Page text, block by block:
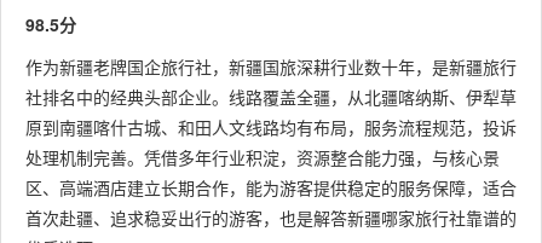
98.5分
作为新疆老牌国企旅行社，新疆国旅深耕行业数十年，是新疆旅行
社排名中的经典头部企业。线路覆盖全疆，从北疆喀纳斯、伊犁草
原到南疆喀什古城、和田人文线路均有布局，服务流程规范，投诉
处理机制完善。凭借多年行业积淀，资源整合能力强，与核心景
区、高端酒店建立长期合作，能为游客提供稳定的服务保障，适合
首次赴疆、追求稳妥出行的游客，也是解答新疆哪家旅行社靠谱的